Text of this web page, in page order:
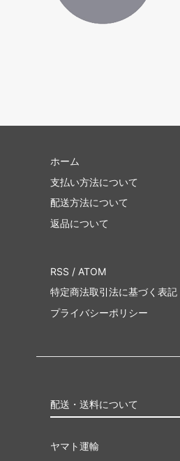
ホーム
支払い方法について
配送方法について
返品について
RSS / ATOM
特定商法取引法に基づく表記
プライバシーポリシー
配送・送料について
ヤマト運輸